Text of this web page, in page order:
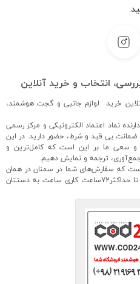
انتخاب و خرید آنلاین
خرید لوازم جانبی و گجت هوشمند،
نماد اعتماد الکترونیکی و مرکز رسمی
بی قید و شرط، حضور دارید. در این
و سعی ما بر این است که کامل‌ترین و
ترجمه و نمایش دهیم.
که سفارش‌های شما در سمنان در همان
روز کاری و برای خارج از سمنان، بین 24 تا حداکثر72ساعت کاری ساعت به دستتان